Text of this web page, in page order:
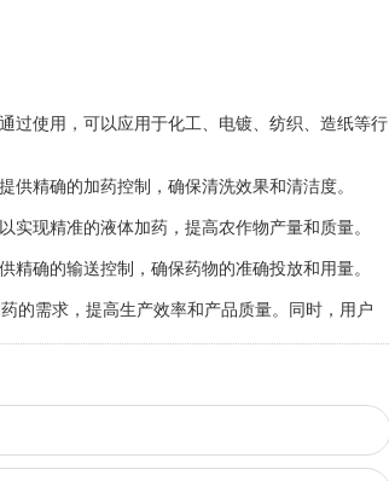
使用，可以应用于化工、电镀、纺织、造纸等行
精确的加药控制，确保清洗效果和清洁度。
现精准的液体加药，提高农作物产量和质量。
确的输送控制，确保药物的准确投放和用量。
需求，提高生产效率和产品质量。同时，用户